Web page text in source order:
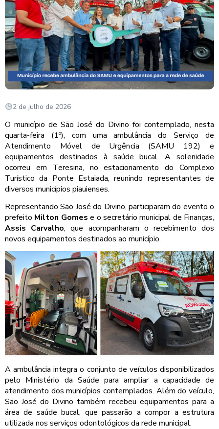
2 de julho de 2026
O município de São José do Divino foi contemplado, nesta
quarta-feira (1º), com uma ambulância do Serviço de
Atendimento Móvel de Urgência (SAMU 192) e
equipamentos destinados à saúde bucal. A solenidade
ocorreu em Teresina, no estacionamento do Complexo
Turístico da Ponte Estaiada, reunindo representantes de
diversos municípios piauienses.
Representando São José do Divino, participaram do evento o
prefeito Milton Gomes e o secretário municipal de Finanças,
Assis Carvalho, que acompanharam o recebimento dos
novos equipamentos destinados ao município.
A ambulância integra o conjunto de veículos disponibilizados
pelo Ministério da Saúde para ampliar a capacidade de
atendimento dos municípios contemplados. Além do veículo,
São José do Divino também recebeu equipamentos para a
área de saúde bucal, que passarão a compor a estrutura
utilizada nos serviços odontológicos da rede municipal.